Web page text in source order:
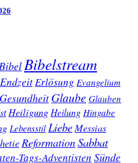
Bibelstream
EndzeitErlösung Evangelium
Gesundheit Glaube Glauben
HeiligungHeilung Hingabe
Lebensstil LiebeMessias
ReformationSabbat
Tags-Adventisten Sünde